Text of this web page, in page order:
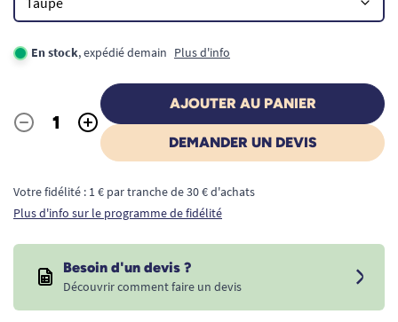
En stock, expédié demain Plus d'info
Quantité
- +
AJOUTER AU PANIER
DEMANDER UN DEVIS
Votre fidélité : 1 € par tranche de 30 € d'achats
Plus d'info sur le programme de fidélité
Besoin d'un devis ?
Découvrir comment faire un devis